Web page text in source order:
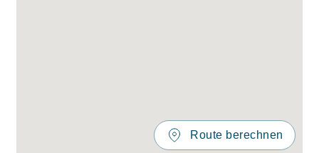
Route berechnen